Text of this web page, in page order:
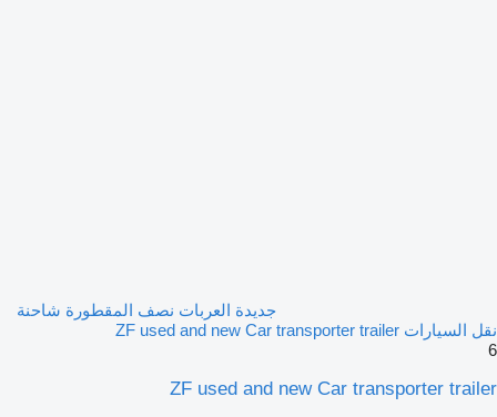
جديدة العربات نصف المقطورة شاحنة
نقل السيارات ZF used and new Car transporter trailer
6
ZF used and new Car transporter trailer